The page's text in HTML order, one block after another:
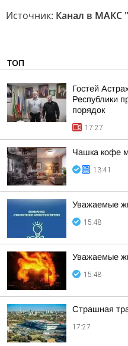
Источник: Канал в МАКС
ТОП
Гостей
Республики
порядок
17:27
Чашка кофе
13:41
Уважаемые
15:48
Уважаемые
15:48
Страшная
17:27